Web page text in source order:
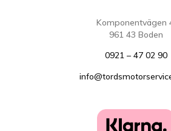
Komponentvägen
961 43 Boden
0921 – 47 02 90